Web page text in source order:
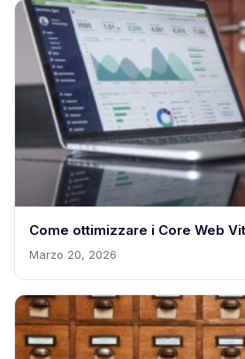
Come ottimizzare i Core Web
Marzo 20, 2026